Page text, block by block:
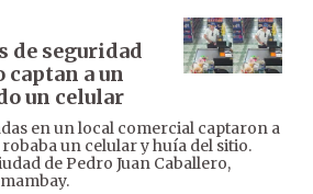
de seguridad
captan a un
un celular
en un local comercial captaron a
un celular y huía del sitio.
de Pedro Juan Caballero,